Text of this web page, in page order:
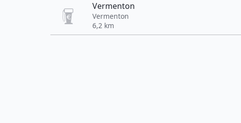
Vermenton
Vermenton
6,2 km